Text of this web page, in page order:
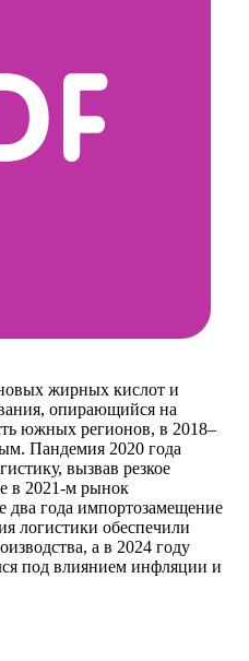
жирных кислот и
опирающийся на
южных регионов, в 2018–
Пандемия 2020 года
вызвав резкое
в 2021-м рынок
два года импортозамещение
логистики обеспечили
а в 2024 году
под влиянием инфляции и